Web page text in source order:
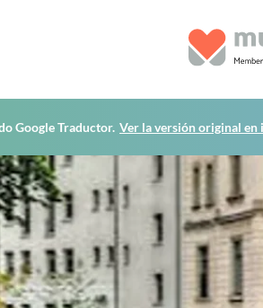
Google Traductor. Ver la versión original en